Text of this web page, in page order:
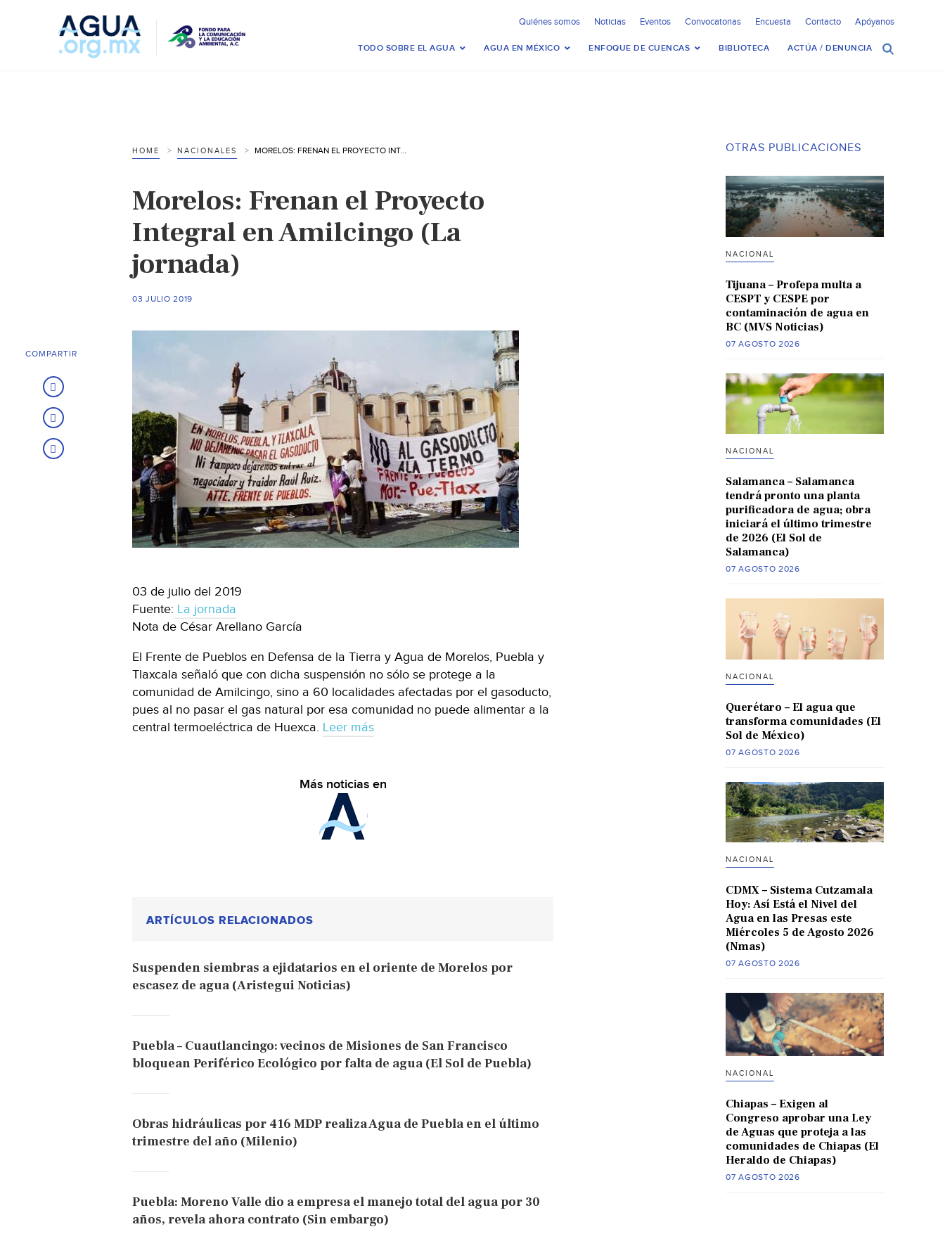
Quiénes somos Noticias Eventos Convocatorias Encuesta Contacto Apóyanos
TODO SOBRE EL AGUA AGUA EN MÉXICO ENFOQUE DE CUENCAS BIBLIOTECA ACTÚA / DENUNCIA
HOME NACIONALES MORELOS: FRENAN EL PROYECTO INTEGRAL EN AMILCINGO (LA JORNADA)
Morelos: Frenan el Proyecto
Integral en Amilcingo (La
jornada)
03 JULIO 2019
03 de julio del 2019
Fuente: La jornada
Nota de César Arellano García
El Frente de Pueblos en Defensa de la Tierra y Agua de Morelos, Puebla y
Tlaxcala señaló que con dicha suspensión no sólo se protege a la
comunidad de Amilcingo, sino a 60 localidades afectadas por el gasoducto,
pues al no pasar el gas natural por esa comunidad no puede alimentar a la
central termoeléctrica de Huexca. Leer más
Más noticias en
ARTÍCULOS RELACIONADOS
Suspenden siembras a ejidatarios en el oriente de Morelos por
escasez de agua (Aristegui Noticias)
Puebla – Cuautlancingo: vecinos de Misiones de San Francisco
bloquean Periférico Ecológico por falta de agua (El Sol de Puebla)
Obras hidráulicas por 416 MDP realiza Agua de Puebla en el último
trimestre del año (Milenio)
Puebla: Moreno Valle dio a empresa el manejo total del agua por 30
años, revela ahora contrato (Sin embargo)
COMPARTIR
OTRAS PUBLICACIONES
NACIONAL
Tijuana – Profepa multa a
CESPT y CESPE por
contaminación de agua en
BC (MVS Noticias)
07 AGOSTO 2026
NACIONAL
Salamanca – Salamanca
tendrá pronto una planta
purificadora de agua; obra
iniciará el último trimestre
de 2026 (El Sol de
Salamanca)
07 AGOSTO 2026
NACIONAL
Querétaro – El agua que
transforma comunidades (El
Sol de México)
07 AGOSTO 2026
NACIONAL
CDMX – Sistema Cutzamala
Hoy: Así Está el Nivel del
Agua en las Presas este
Miércoles 5 de Agosto 2026
(Nmas)
07 AGOSTO 2026
NACIONAL
Chiapas – Exigen al
Congreso aprobar una Ley
de Aguas que proteja a las
comunidades de Chiapas (El
Heraldo de Chiapas)
07 AGOSTO 2026